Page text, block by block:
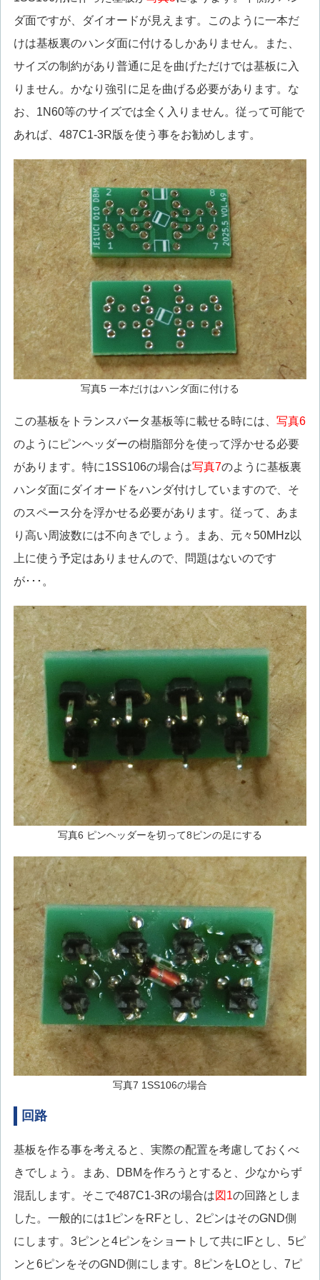
ダ面ですが、ダイオードが見えます。このように一本だ
けは基板裏のハンダ面に付けるしかありません。また、
サイズの制約があり普通に足を曲げただけでは基板に入
りません。かなり強引に足を曲げる必要があります。な
お、1N60等のサイズでは全く入りません。従って可能で
あれば、487C1-3R版を使う事をお勧めします。
写真5 一本だけはハンダ面に付ける
この基板をトランスバータ基板等に載せる時には、 写真6
のようにピンヘッダーの樹脂部分を使って浮かせる必要
があります。特に1SS106の場合は写真7のように基板裏
ハンダ面にダイオードをハンダ付けしていますので、そ
のスペース分を浮かせる必要があります。従って、あま
り高い周波数には不向きでしょう。まあ、元々50MHz以
上に使う予定はありませんので、問題はないのです
が･･･。
写真6 ピンヘッダーを切って8ピンの足にする
写真7 1SS106の場合
回路
基板を作る事を考えると、実際の配置を考慮しておくべ
きでしょう。まあ、DBMを作ろうとすると、少なからず
混乱します。そこで487C1-3Rの場合は図1の回路としま
した。一般的には1ピンをRFとし、2ピンはそのGND側
にします。3ピンと4ピンをショートして共にIFとし、5ピ
ンと6ピンをそのGND側にします。8ピンをLOとし、7ピ